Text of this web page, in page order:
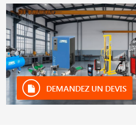
DEMANDEZ UN DEVIS